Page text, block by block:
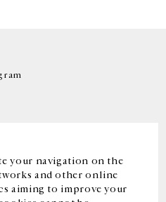
your navigation on the
and other online
aiming to improve your